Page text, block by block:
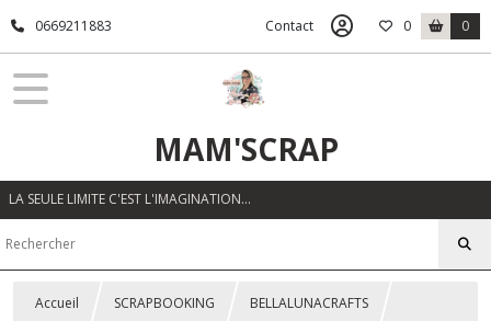
0669211883 Contact 0 0
MAM'SCRAP
LA SEULE LIMITE C'EST L'IMAGINATION…
Accueil SCRAPBOOKING BELLALUNACRAFTS